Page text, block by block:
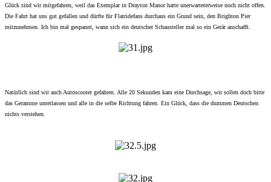
Glück sind wir mitgefahren, weil das Exemplar in Drayton Manor hatte unerwarteterweise noch nicht offen.
Die Fahrt hat uns gut gefallen und dürfte für Flatridefans durchaus ein Grund sein, den Brighton Pier
mitzunehmen. Ich bin mal gespannt, wann sich ein deutscher Schausteller mal so ein Gerät anschafft.
Natürlich sind wir auch Autoscooter gefahren. Alle 20 Sekunden kam eine Durchsage, wir sollen doch bitte
das Geramme unterlassen und alle in die selbe Richtung fahren. Ein Glück, dass die dummen Deutschen
nichts verstehen.